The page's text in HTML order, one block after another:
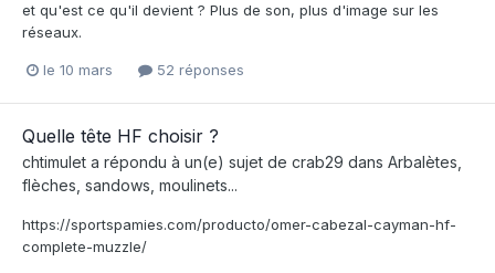
et qu'est ce qu'il devient ? Plus de son, plus d'image sur les
réseaux.
le 10 mars 52 réponses
Quelle tête HF choisir ?
chtimulet a répondu à un(e) sujet de crab29 dans Arbalètes,
flèches, sandows, moulinets...
https://sportspamies.com/producto/omer-cabezal-cayman-hf-
complete-muzzle/